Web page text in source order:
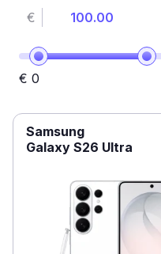
€
€ 0
Samsung
Galaxy S26 Ultra